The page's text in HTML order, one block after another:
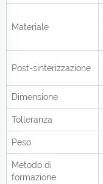
Materiale
Post-sinterizzazione
Dimensione
Tolleranza
Peso
Metodo di
formazione